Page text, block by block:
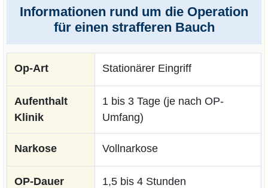
Informationen rund um die Operation
für einen strafferen Bauch
Op-Art Stationärer Eingriff
Aufenthalt
Klinik
1 bis 3 Tage (je nach OP-
Umfang)
Narkose Vollnarkose
OP-Dauer
1,5 bis 4 Stunden